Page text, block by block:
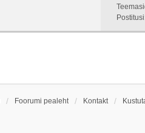
Foorumi pealeht Kontakt